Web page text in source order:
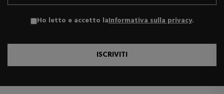
Ho letto e accetto laInformativa sulla privacy.
ISCRIVITI